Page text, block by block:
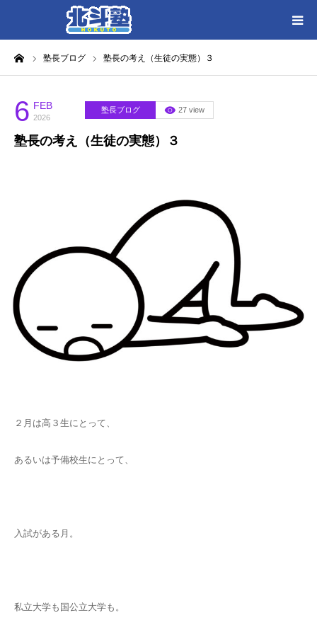
塾長ブログ 塾長の考え（生徒の実態）３
6 FEB
2026
塾長ブログ 27 view
塾長の考え（生徒の実態）３
２月は高３生にとって、
あるいは予備校生にとって、
入試がある月。
私立大学も国公立大学も。
HOME
各教室別に記事を見る
北斗塾／教室一覧